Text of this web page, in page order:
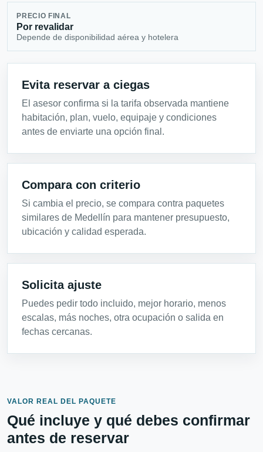
PRECIO FINAL
Por revalidar
Depende de disponibilidad aérea y hotelera
Evita reservar a ciegas
El asesor confirma si la tarifa observada mantiene
habitación, plan, vuelo, equipaje y condiciones
antes de enviarte una opción final.
Compara con criterio
Si cambia el precio, se compara contra paquetes
similares de Medellín para mantener presupuesto,
ubicación y calidad esperada.
Solicita ajuste
Puedes pedir todo incluido, mejor horario, menos
escalas, más noches, otra ocupación o salida en
fechas cercanas.
VALOR REAL DEL PAQUETE
Qué incluye y qué debes confirmar
antes de reservar